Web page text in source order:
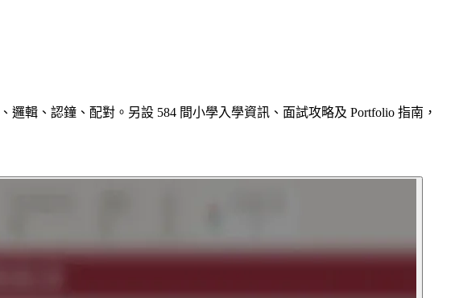
輯、認鐘、配對。另設 584 間小學入學資訊、面試攻略及 Portfolio 指南，